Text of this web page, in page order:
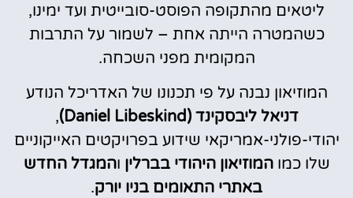
ליטאים מהתקופה הפוסט-סובייטית ועד ימינו,
כשהמטרה הייתה אחת – לשמור על התרבות
המקומית מפני השכחה.
המוזיאון נבנה על פי תכנונו של האדריכל הנודע
דניאל ליבסקינד (Daniel Libeskind)
,
יהודי-פולני-אמריקאי שידוע בפרויקטים האייקוניים
שלו כמוהמוזיאון היהודי בברלין והמגדל החדש
באתרי התאומים בניו יורק.